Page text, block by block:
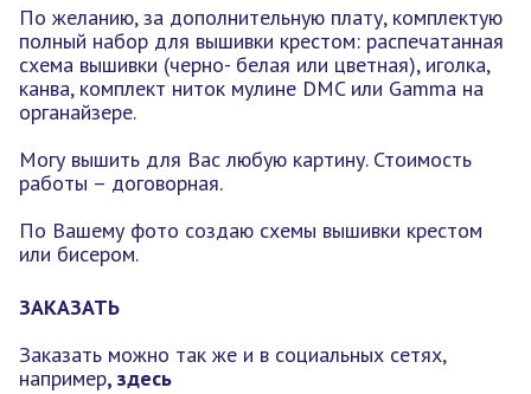
По желанию, за дополнительную плату, комплектую
полный набор для вышивки крестом: распечатанная
схема вышивки (черно- белая или цветная), иголка,
канва, комплект ниток мулине DMC или Gamma на
органайзере.
Могу вышить для Вас любую картину. Стоимость
работы – договорная.
По Вашему фото создаю схемы вышивки крестом
или бисером.
ЗАКАЗАТЬ
Заказать можно так же и в социальных сетях,
например, здесь